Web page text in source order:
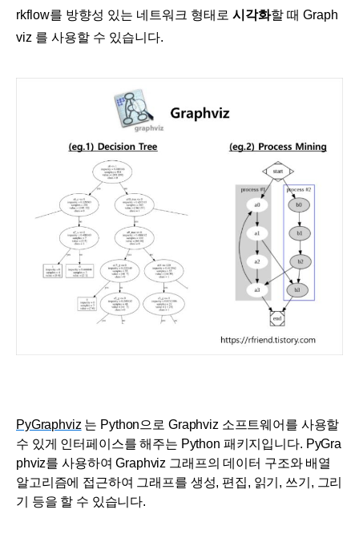
rkflow를 방향성 있는 네트워크 형태로 시각화할 때 Graph
viz 를 사용할 수 있습니다.
PyGraphviz는 Python으로 Graphviz 소프트웨어를 사용할
수 있게 인터페이스를 해주는 Python 패키지입니다. PyGra
phviz를 사용하여 Graphviz 그래프의 데이터 구조와 배열
알고리즘에 접근하여 그래프를 생성, 편집, 읽기, 쓰기, 그리
기 등을 할 수 있습니다.